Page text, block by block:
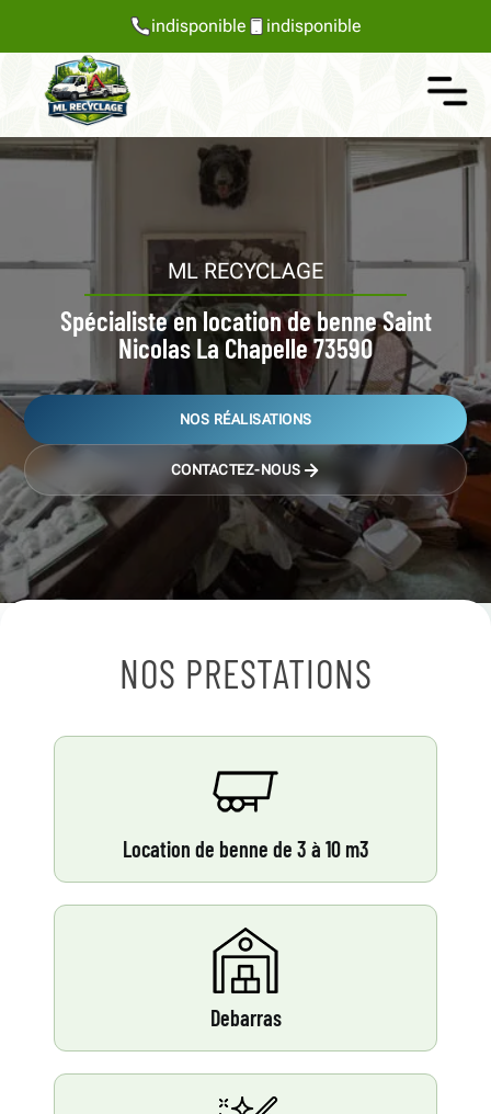
indisponible indisponible
ML RECYCLAGE
Spécialiste en location de benne Saint
Nicolas La Chapelle 73590
NOS RÉALISATIONS
CONTACTEZ-NOUS
NOS PRESTATIONS
Location de benne de 3 à 10 m3
Debarras